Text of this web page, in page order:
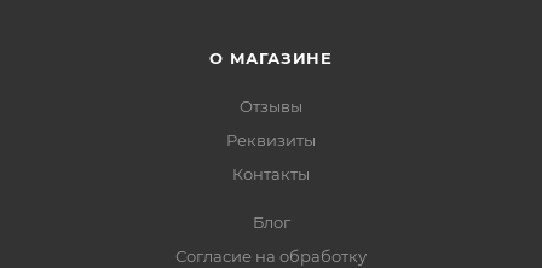
О МАГАЗИНЕ
Отзывы
Реквизиты
Контакты
Блог
Согласие на обработку